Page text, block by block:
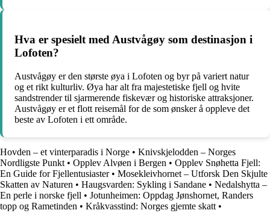
Hva er spesielt med Austvågøy som destinasjon i
Lofoten?
Austvågøy er den største øya i Lofoten og byr på variert natur
og et rikt kulturliv. Øya har alt fra majestetiske fjell og hvite
sandstrender til sjarmerende fiskevær og historiske attraksjoner.
Austvågøy er et flott reisemål for de som ønsker å oppleve det
beste av Lofoten i ett område.
Hovden – et vinterparadis i Norge • Knivskjelodden – Norges
Nordligste Punkt • Opplev Alvøen i Bergen • Opplev Snøhetta Fjell:
En Guide for Fjellentusiaster• Mosekleivhornet – Utforsk Den Skjulte
Skatten av Naturen • Haugsvarden: Sykling i Sandane • Nedalshytta –
En perle i norske fjell • Jotunheimen: Oppdag Jønshornet, Randers
topp og Rametinden • Kråkvasstind: Norges gjemte skatt •